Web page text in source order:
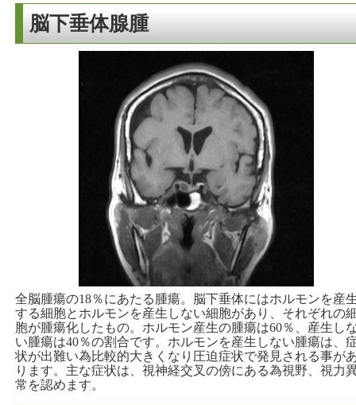
脳下垂体腺腫
全脳腫瘍の18％にあたる腫瘍。脳下垂体にはホルモンを産
する細胞とホルモンを産生しない細胞があり、それぞれの
胞が腫瘍化したもの。ホルモン産生の腫瘍は60％、産生し
い腫瘍は40％の割合です。ホルモンを産生しない腫瘍は、
状が出難い為比較的大きくなり圧迫症状で発見される事が
ります。主な症状は、視神経交叉の傍にある為視野、視力
常を認めます。